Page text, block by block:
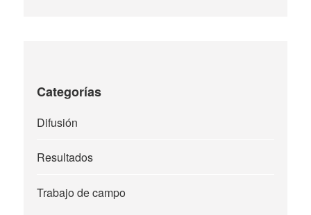
Categorías
Difusión
Resultados
Trabajo de campo